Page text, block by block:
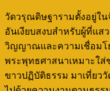
วัดวรุณดิษฐารามตั้งอยู่ใ
อันเงียบสงบสำหรับผู้ที่แส
วิญญาณและความเชื่อมโ
พระพุทธศาสนาเหมาะใ
ขาวปฏิบัติธรรม มาเที่ยว